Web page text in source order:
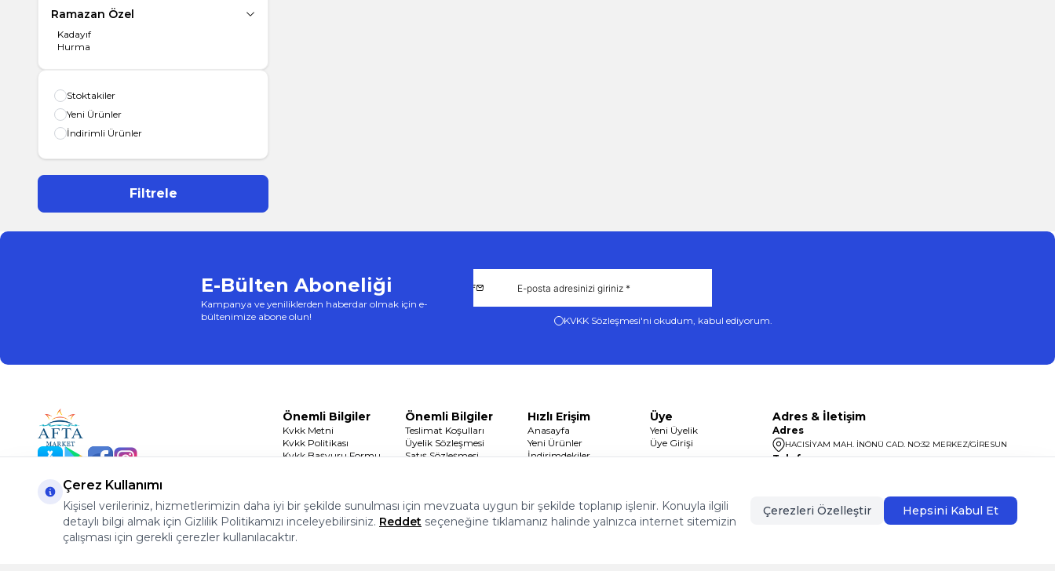
Ramazan Özel
Kadayıf
Hurma
Stoktakiler
Yeni Ürünler
İndirimli Ürünler
Filtrele
E-Bülten Aboneliği
Kampanya ve yeniliklerden haberdar olmak için e-
bültenimize abone olun!
KVKK Sözleşmesi'ni okudum, kabul ediyorum.
Önemli Bilgiler
Kvkk Metni
Kvkk Politikası
Kvkk Başvuru Formu
Önemli Bilgiler
Teslimat Koşulları
Üyelik Sözleşmesi
Satış Sözleşmesi
Hızlı Erişim
Anasayfa
Yeni Ürünler
İndirimdekiler
Üye
Yeni Üyelik
Üye Girişi
Adres & İletişim
Adres
HACISİYAM MAH. İNÖNÜ CAD. NO:32 MERKEZ/GİRESUN
Telefon
Çerez Kullanımı
Kişisel verileriniz, hizmetlerimizin daha iyi bir şekilde sunulması için mevzuata uygun bir şekilde toplanıp işlenir. Konuyla ilgili
detaylı bilgi almak için Gizlilik Politikamızı inceleyebilirsiniz. Reddet seçeneğine tıklamanız halinde yalnızca internet sitemizin
çalışması için gerekli çerezler kullanılacaktır.
Çerezleri Özelleştir Hepsini Kabul Et